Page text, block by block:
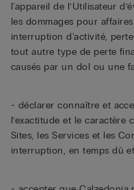
l'appareil de l’Utilisateur
les dommages pour
interruption d'activité,
tout autre type de perte
causés par un dol ou une
- déclarer connaître et
l’exactitude et le caractère
Sites, les Services et les
interruption, en temps dû